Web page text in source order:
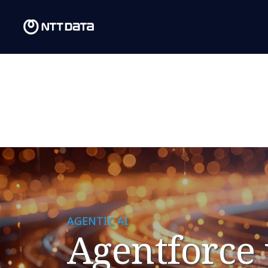
AGENTIC AI
Agentforce